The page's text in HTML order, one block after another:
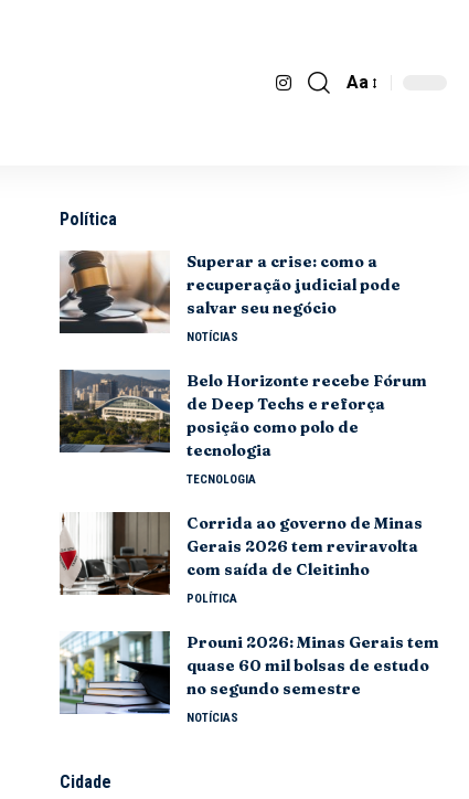
Aa
Política
Superar a crise: como a
recuperação judicial pode
salvar seu negócio
NOTÍCIAS
Belo Horizonte recebe Fórum
de Deep Techs e reforça
posição como polo de
tecnologia
TECNOLOGIA
Corrida ao governo de Minas
Gerais 2026 tem reviravolta
com saída de Cleitinho
POLÍTICA
Prouni 2026: Minas Gerais tem
quase 60 mil bolsas de estudo
no segundo semestre
NOTÍCIAS
Cidade